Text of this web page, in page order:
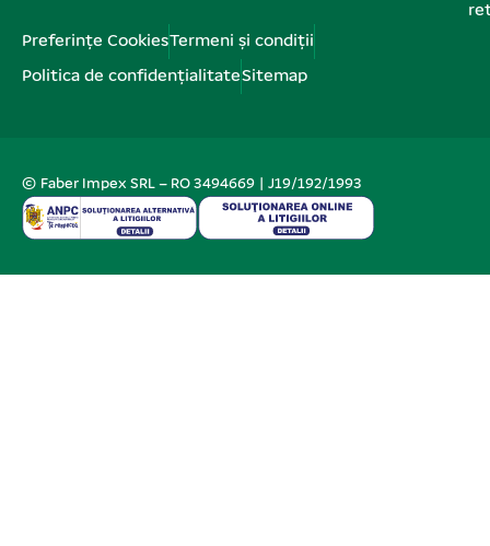
Preferințe CookiesTermeni și condiții
Politica de confidențialitateSitemap
© Faber Impex SRL – RO 3494669 | J19/192/1993